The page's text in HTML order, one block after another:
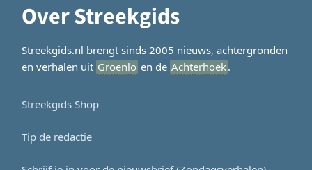
Over Streekgids
Streekgids.nl brengt sinds 2005 nieuws, achtergronden
en verhalen uit Groenlo en de Achterhoek.
Streekgids Shop
Tip de redactie